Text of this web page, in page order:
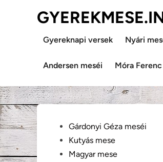
Gyereknapi versek Nyári
Andersen meséi Móra
PostedGárdonyi Géza meséi
Kutyás mese
Magyar mese